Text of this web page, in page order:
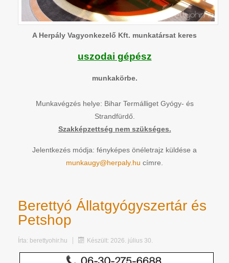
A Herpály Vagyonkezelő Kft. munkatársat keres
uszodai gépész
munkakörbe.
Munkavégzés helye: Bihar Termálliget Gyógy- és
Strandfürdő.
Szakképzettség nem szükséges.
Jelentkezés módja: fényképes önéletrajz küldése a
munkaugy@herpaly.hu címre.
Berettyó Állatgyógyszertár és
Petshop
Írta: berettyohir.hu Készült: 2026. július 30.